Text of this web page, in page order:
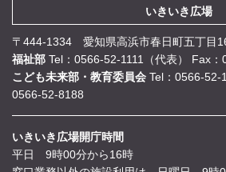
いきいき広場
〒444-1334 愛知県高浜市春日町五丁目
福祉部 Tel：0566-52-1111（代表）
Fax：
こども未来部・教育委員会 Tel：0566-52-
0566-52-8188
いきいき広場開庁時間
平日 9時00分から16時